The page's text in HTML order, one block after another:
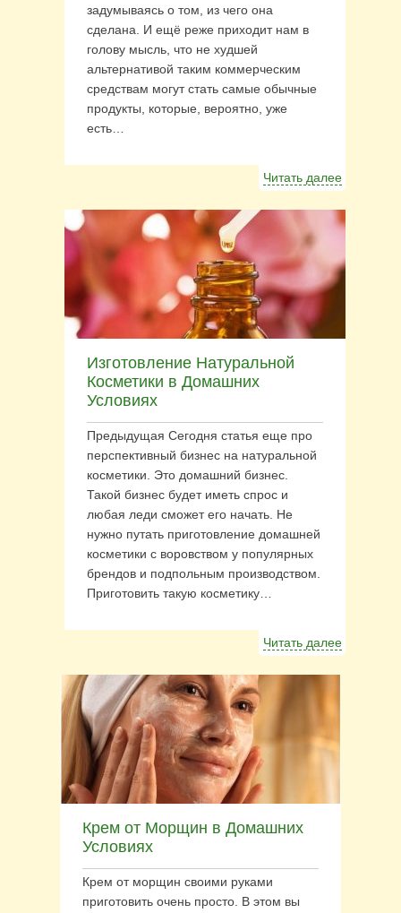
задумываясь о том, из чего она
сделана. И ещё реже приходит нам в
голову мысль, что не худшей
альтернативой таким коммерческим
средствам могут стать самые обычные
продукты, которые, вероятно, уже
есть…
Читать далее
Изготовление Натуральной
Косметики в Домашних
Условиях
Предыдущая Сегодня статья еще про
перспективный бизнес на натуральной
косметики. Это домашний бизнес.
Такой бизнес будет иметь спрос и
любая леди сможет его начать. Не
нужно путать приготовление домашней
косметики с воровством у популярных
брендов и подпольным производством.
Приготовить такую косметику…
Читать далее
Крем от Морщин в Домашних
Условиях
Крем от морщин своими руками
приготовить очень просто. В этом вы